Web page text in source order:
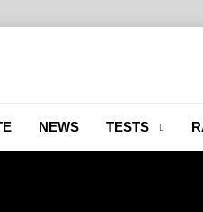
NEWS TESTS